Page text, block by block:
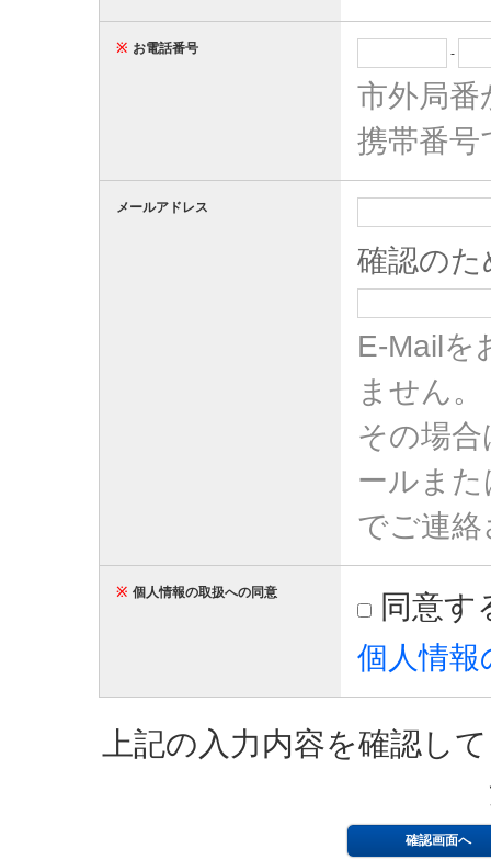
※ お電話番号 -
市外局
携帯番号
メールアドレス
確認の
E-Mailを
ません。
その場
ールま
でご連
※ 個人情報の取扱への同意 同意す
個人情報
上記の入力内容を確認し